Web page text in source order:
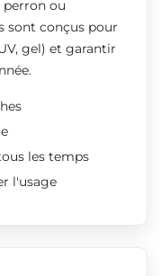
perron ou
sont conçus pour
gel) et garantir
les temps
l'usage